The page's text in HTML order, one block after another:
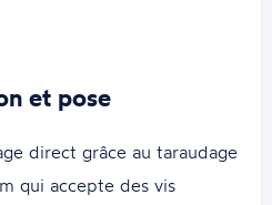
et pose
direct grâce au taraudage
qui accepte des vis